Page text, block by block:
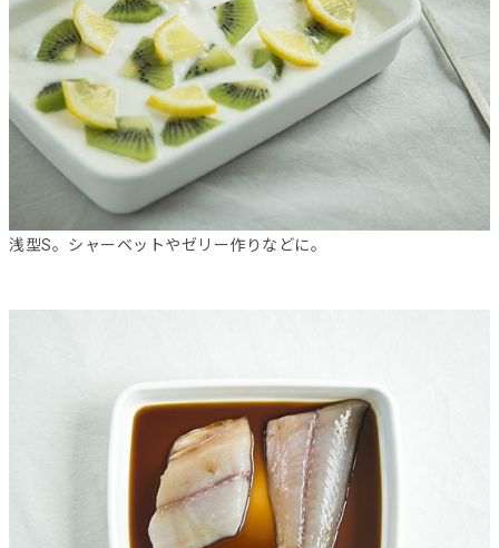
浅型S。シャーベットやゼリー作りなどに。